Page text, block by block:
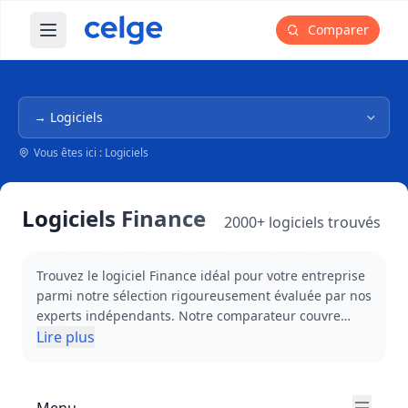
Ouvrir le menu principal Comparer
Navigation dans l'arborescence
Vous êtes ici : Logiciels
Logiciels Finance 2000+ logiciels trouvés
Trouvez le logiciel Finance idéal pour votre entreprise
parmi notre sélection rigoureusement évaluée par nos
experts indépendants. Notre comparateur couvre
l'ensemble des besoins financiers : Business
Lire plus